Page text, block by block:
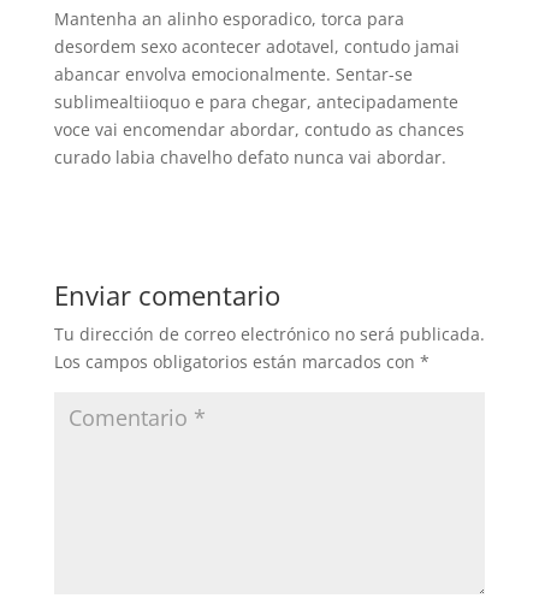
Mantenha an alinho esporadico, torca para
desordem sexo acontecer adotavel, contudo jamai
abancar envolva emocionalmente. Sentar-se
sublimealtiioquo e para chegar, antecipadamente
voce vai encomendar abordar, contudo as chances
curado labia chavelho defato nunca vai abordar.
Enviar comentario
Tu dirección de correo electrónico no será publicada.
Los campos obligatorios están marcados con *